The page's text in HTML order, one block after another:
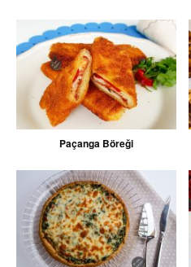
Paçanga Böreği